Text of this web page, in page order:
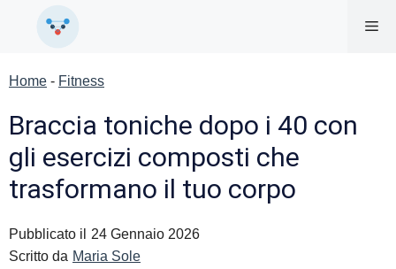
Home - Fitness
Braccia toniche dopo i 40 con
gli esercizi composti che
trasformano il tuo corpo
Pubblicato il
24 Gennaio 2026
Scritto da Maria Sole